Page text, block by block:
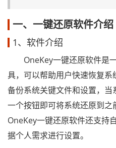
一、一键还原软件介绍
1、软件介绍
OneKey一键还原软件是
具，可以帮助用户快速恢复
备份系统关键文件和设置，
一个按钮即可将系统还原到之
OneKey一键还原软件还支持
据个人需求进行设置。